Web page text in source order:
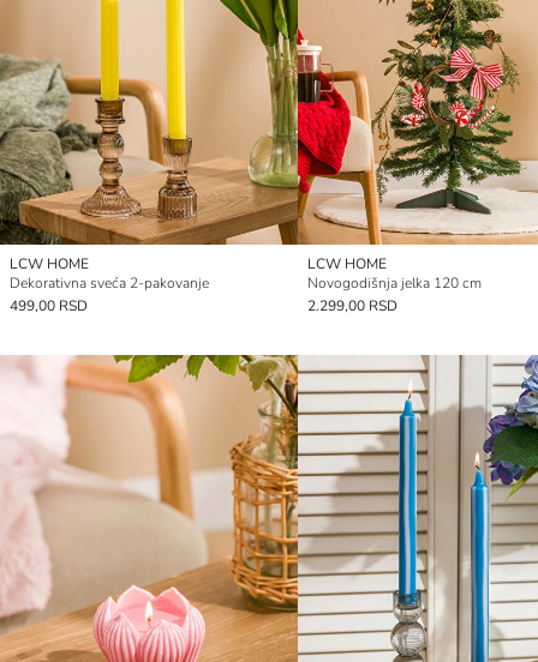
LCW HOME
Dekorativna sveća 2-pakovanje
499,00 RSD
LCW HOME
Novogodišnja jelka 120 cm
2.299,00 RSD